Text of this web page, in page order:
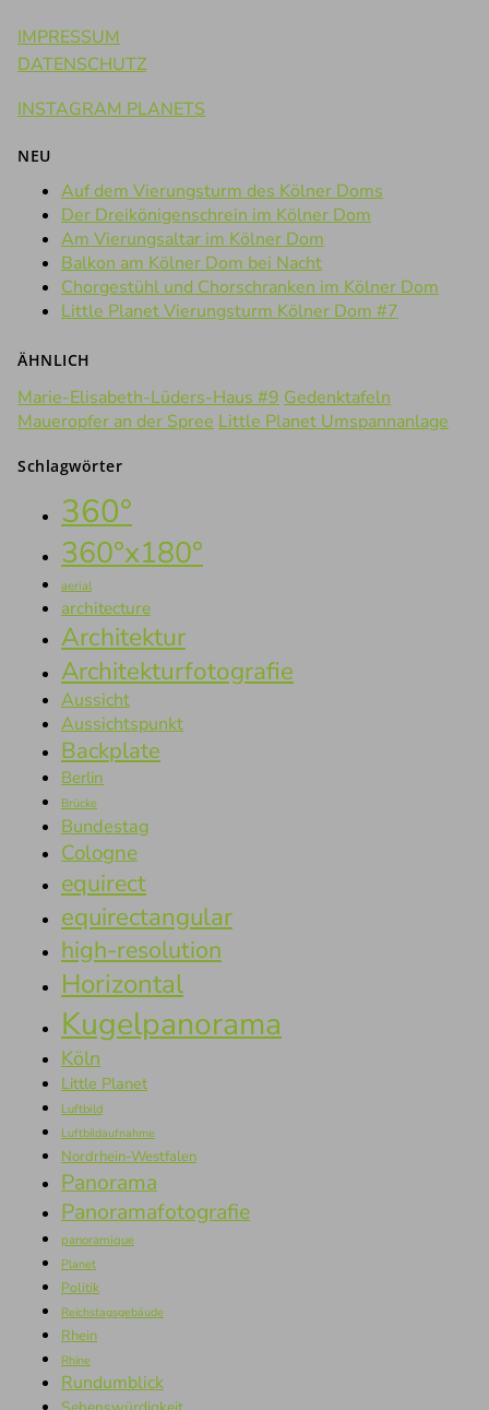
IMPRESSUM
DATENSCHUTZ
INSTAGRAM PLANETS
NEU
Auf dem Vierungsturm des Kölner Doms
Der Dreikönigenschrein im Kölner Dom
Am Vierungsaltar im Kölner Dom
Balkon am Kölner Dom bei Nacht
Chorgestühl und Chorschranken im Kölner Dom
Little Planet Vierungsturm Kölner Dom #7
ÄHNLICH
Marie-Elisabeth-Lüders-Haus #9 Gedenktafeln
Maueropfer an der Spree Little Planet Umspannanlage
Schlagwörter
360°
360°x180°
aerial
architecture
Architektur
Architekturfotografie
Aussicht
Aussichtspunkt
Backplate
Berlin
Brücke
Bundestag
Cologne
equirect
equirectangular
high-resolution
Horizontal
Kugelpanorama
Köln
Little Planet
Luftbild
Luftbildaufnahme
Nordrhein-Westfalen
Panorama
Panoramafotografie
panoramique
Planet
Politik
Reichstagsgebäude
Rhein
Rhine
Rundumblick